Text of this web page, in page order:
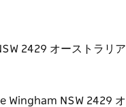
2429 オーストラリア